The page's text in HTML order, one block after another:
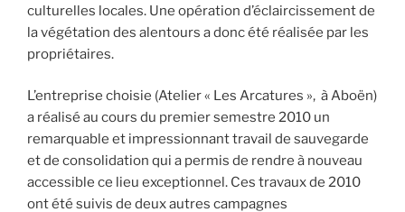
culturelles locales. Une opération d’éclaircissement de
la végétation des alentours a donc été réalisée par les
propriétaires.
L’entreprise choisie (Atelier « Les Arcatures », à Aboën)
a réalisé au cours du premier semestre 2010 un
remarquable et impressionnant travail de sauvegarde
et de consolidation qui a permis de rendre à nouveau
accessible ce lieu exceptionnel. Ces travaux de 2010
ont été suivis de deux autres campagnes